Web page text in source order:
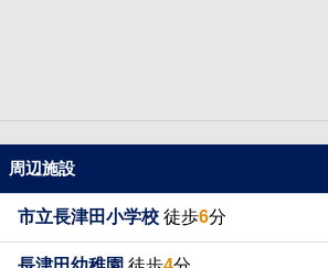
周辺施設
市立長津田小学校 徒歩6分